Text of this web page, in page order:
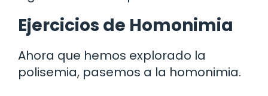
Ejercicios de Homonimia
Ahora que hemos explorado la
polisemia, pasemos a la homonimia.